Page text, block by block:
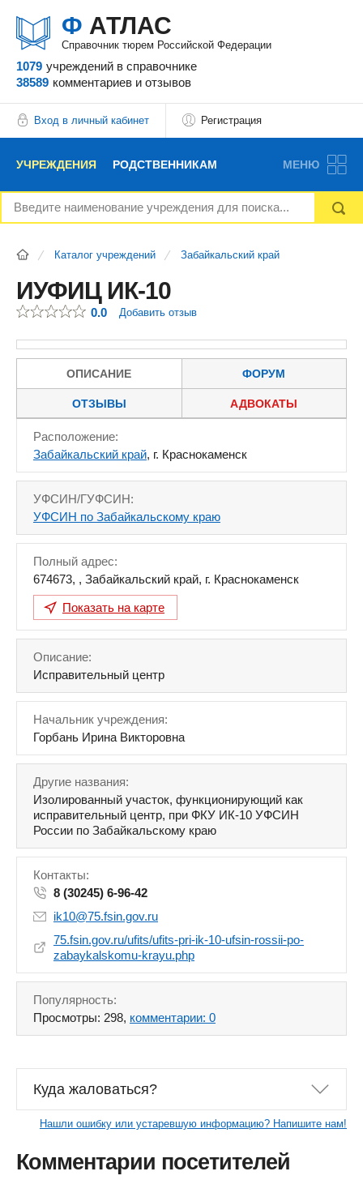
Ф АТЛАС
Справочник тюрем Российской Федерации
1079 учреждений в справочнике
38589 комментариев и отзывов
Вход в личный кабинет Регистрация
УЧРЕЖДЕНИЯ РОДСТВЕННИКАМ
НОВОСТИ БЛОГ АДВОКАТЫ
РЕКЛАМОДАТЕЛЯМ
МЕНЮ
Каталог учреждений Забайкальский край
ИУФИЦ ИК-10
0.0 Добавить отзыв
ОПИСАНИЕ ФОРУМ
ОТЗЫВЫ АДВОКАТЫ
Расположение:
Забайкальский край, г. Краснокаменск
УФСИН/ГУФСИН:
УФСИН по Забайкальскому краю
Полный адрес:
674673, , Забайкальский край, г. Краснокаменск
Показать на карте
Описание:
Исправительный центр
Начальник учреждения:
Горбань Ирина Викторовна
Другие названия:
Изолированный участок, функционирующий как
исправительный центр, при ФКУ ИК-10 УФСИН
России по Забайкальскому краю
Контакты:
8 (30245) 6-96-42
ik10@75.fsin.gov.ru
75.fsin.gov.ru/ufits/ufits-pri-ik-10-ufsin-rossii-po-
zabaykalskomu-krayu.php
Популярность:
Просмотры: 298, комментарии: 0
Куда жаловаться?
Нашли ошибку или устаревшую информацию? Напишите нам!
Комментарии посетителей